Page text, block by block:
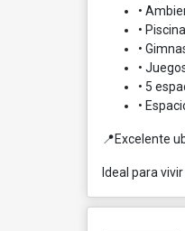
•
•
•
•
• 5
•
📍Excelente
Ideal para